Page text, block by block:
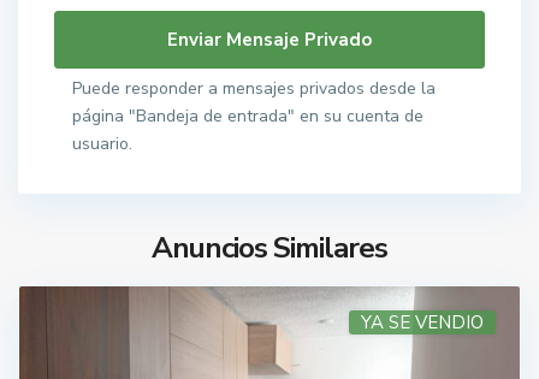
Puede responder a mensajes privados desde la
página "Bandeja de entrada" en su cuenta de
usuario.
Anuncios Similares
YA SE VENDIO